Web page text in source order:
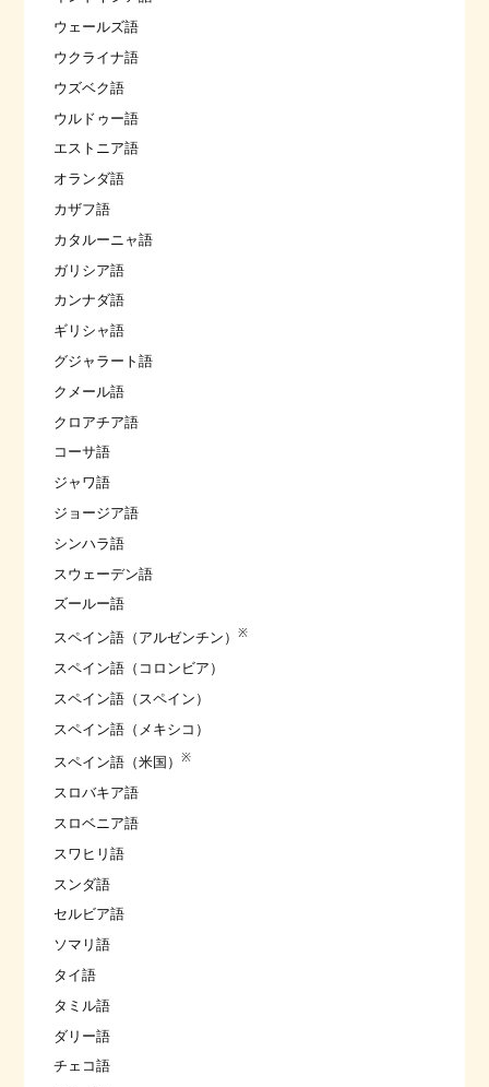
ウェールズ語
ウクライナ語
ウズベク語
ウルドゥー語
エストニア語
オランダ語
カザフ語
カタルーニャ語
ガリシア語
カンナダ語
ギリシャ語
グジャラート語
クメール語
クロアチア語
コーサ語
ジャワ語
ジョージア語
シンハラ語
スウェーデン語
ズールー語
スペイン語（アルゼンチン） ※
スペイン語（コロンビア）
スペイン語（スペイン）
スペイン語（メキシコ）
スペイン語（米国） ※
スロバキア語
スロベニア語
スワヒリ語
スンダ語
セルビア語
ソマリ語
タイ語
タミル語
ダリー語
チェコ語